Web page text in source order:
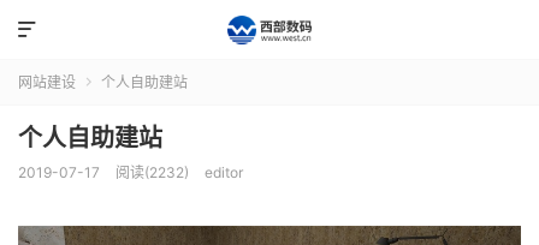

网站建设  个人自助建站
个人自助建站
2019-07-17 阅读(2232) editor